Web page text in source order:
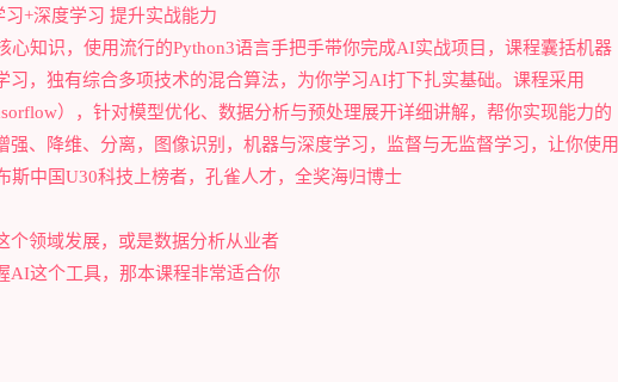
+深度学习 提升实战能力
心知识，使用流行的Python3语言手把手带你完成AI实战项目，课程囊括机器
习，独有综合多项技术的混合算法，为你学习AI打下扎实基础。课程采用
），针对模型优化、数据分析与预处理展开详细讲解，帮你实现能力的
强、降维、分离，图像识别，机器与深度学习，监督与无监督学习，让你使用
斯中国U30科技上榜者，孔雀人才，全奖海归博士
个领域发展，或是数据分析从业者
AI这个工具，那本课程非常适合你